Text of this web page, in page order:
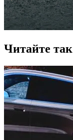
Читайте